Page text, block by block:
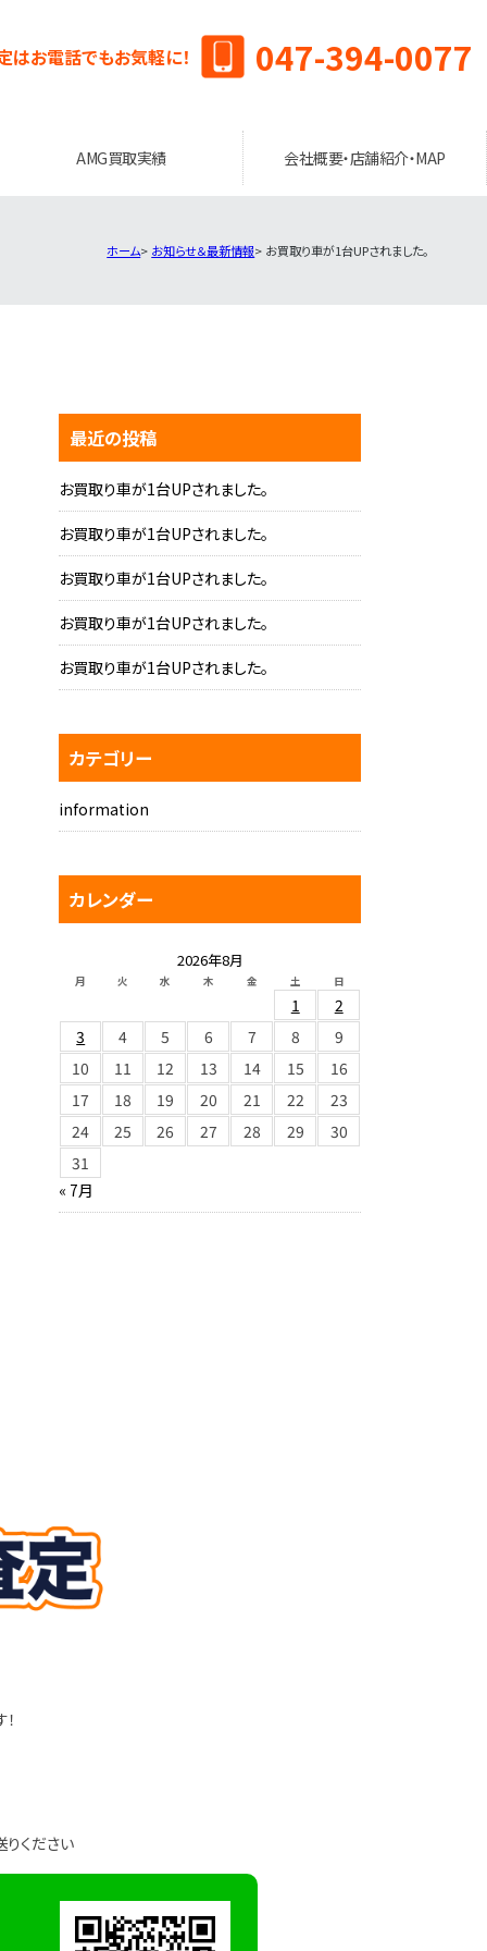
はお電話でもお気軽に！ 047-394-0077
AMG買取実績 会社概要・店舗紹介・MAP
ホーム お知らせ＆最新情報 お買取り車が1台UPされました。
最近の投稿
お買取り車が1台UPされました。
お買取り車が1台UPされました。
お買取り車が1台UPされました。
お買取り車が1台UPされました。
お買取り車が1台UPされました。
カテゴリー
information
カレンダー
2026年8月
月 火 水 木 金 土 日
1
2
3
4 5 6 7 8
9
10
11 12 13 14 15
16
17
18 19 20 21 22
23
24
25 26 27 28 29
30
31
« 7月
ください